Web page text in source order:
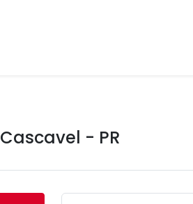
Cascavel - PR